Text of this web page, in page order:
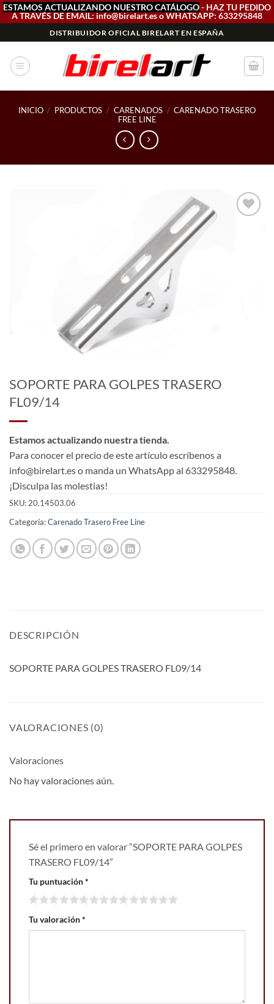
ESTAMOS ACTUALIZANDO NUESTRO CATÁLOGO- HAZ TU PEDIDO
A TRAVÉS DE EMAIL: info@birelart.es o WHATSAPP: 633295848
al
contenido
DISTRIBUIDOR OFICIAL BIRELART EN ESPAÑA
INICIO / PRODUCTOS / CARENADOS / CARENADO TRASERO
FREE LINE
SOPORTE PARA GOLPES TRASERO
FL09/14
Estamos actualizando nuestra tienda.
Para conocer el precio de este artículo escríbenos a
info@birelart.es o manda un WhatsApp al 633295848.
¡Disculpa las molestias!
SKU: 20.14503.06
Categoría:Carenado Trasero Free Line
DESCRIPCIÓN
SOPORTE PARA GOLPES TRASERO FL09/14
VALORACIONES (0)
Valoraciones
No hay valoraciones aún.
Sé el primero en valorar “SOPORTE PARA GOLPES
TRASERO FL09/14”
Tu puntuación*
Tu valoración*